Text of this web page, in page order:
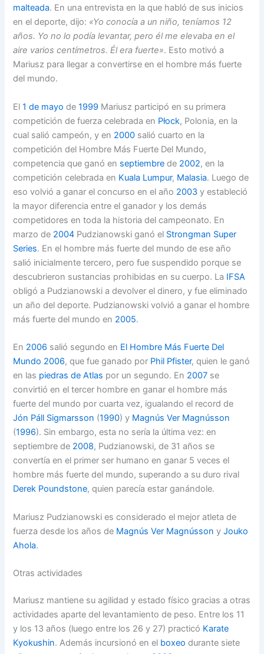
malteada. En una entrevista en la que habló de sus inicios
en el deporte, dijo: «Yo conocía a un niño, teníamos 12
años. Yo no lo podía levantar, pero él me elevaba en el
aire varios centímetros. Él era fuerte». Esto motivó a
Mariusz para llegar a convertirse en el hombre más fuerte
del mundo.
El1 de mayo de1999 Mariusz participó en su primera
competición de fuerza celebrada en Płock, Polonia, en la
cual salió campeón, y en 2000 salió cuarto en la
competición del Hombre Más Fuerte Del Mundo,
competencia que ganó en septiembre de 2002, en la
competición celebrada en Kuala Lumpur, Malasia. Luego de
eso volvió a ganar el concurso en el año 2003 y estableció
la mayor diferencia entre el ganador y los demás
competidores en toda la historia del campeonato. En
marzo de 2004 Pudzianowski ganó el Strongman Super
Series. En el hombre más fuerte del mundo de ese año
salió inicialmente tercero, pero fue suspendido porque se
descubrieron sustancias prohibidas en su cuerpo. La IFSA
obligó a Pudzianowski a devolver el dinero, y fue eliminado
un año del deporte. Pudzianowski volvió a ganar el hombre
más fuerte del mundo en 2005.
En 2006 salió segundo en El Hombre Más Fuerte Del
Mundo 2006, que fue ganado por Phil Pfister, quien le ganó
en las piedras de Atlas por un segundo. En 2007 se
convirtió en el tercer hombre en ganar el hombre más
fuerte del mundo por cuarta vez, igualando el record de
Jón Páll Sigmarsson (1990) y Magnús Ver Magnússon
(1996). Sin embargo, esta no sería la última vez: en
septiembre de 2008, Pudzianowski, de 31 años se
convertía en el primer ser humano en ganar 5 veces el
hombre más fuerte del mundo, superando a su duro rival
Derek Poundstone, quien parecía estar ganándole.
Mariusz Pudzianowski es considerado el mejor atleta de
fuerza desde los años de Magnús Ver Magnússon yJouko
Ahola.
Otras actividades
Mariusz mantiene su agilidad y estado físico gracias a otras
actividades aparte del levantamiento de peso. Entre los 11
y los 13 años (luego entre los 26 y 27) practicó Karate
Kyokushin. Además incursionó en el boxeo durante siete